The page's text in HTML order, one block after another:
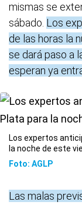
mismas se
sábado. Los
de las horas la
se dará paso a
esperan ya
Los expertos
la noche de este
Foto: AGLP
Las malas